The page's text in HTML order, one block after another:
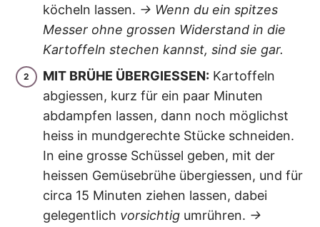
köcheln lassen. → Wenn du ein spitzes
Messer ohne grossen Widerstand in die
Kartoffeln stechen kannst, sind sie gar.
MIT BRÜHE ÜBERGIESSEN: Kartoffeln
abgiessen, kurz für ein paar Minuten
abdampfen lassen, dann noch möglichst
heiss in mundgerechte Stücke schneiden.
In eine grosse Schüssel geben, mit der
heissen Gemüsebrühe übergiessen, und für
circa 15 Minuten ziehen lassen, dabei
gelegentlich vorsichtig umrühren. →